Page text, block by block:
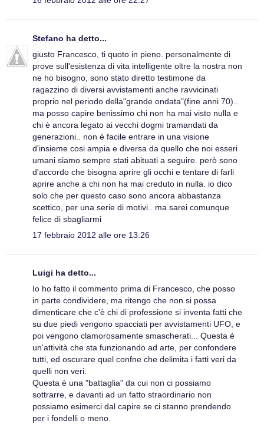
Stefano ha detto...
giusto Francesco, ti quoto in pieno. personalmente di
prove sull'esistenza di vita intelligente oltre la nostra non
ne ho bisogno, sono stato diretto testimone da
ragazzino di diversi avvistamenti anche ravvicinati
proprio nel periodo della"grande ondata"(fine anni 70)..
ma posso capire benissimo chi non ha mai visto nulla e
chi è ancora legato ai vecchi dogmi tramandati da
generazioni.. non è facile entrare in una visione
d'insieme cosi ampia e diversa da quello che noi esseri
umani siamo sempre stati abituati a seguire. però sono
d'accordo che bisogna aprire gli occhi e tentare di farli
aprire anche a chi non ha mai creduto in nulla. io dico
solo che per questo caso sono ancora abbastanza
scettico, per una serie di motivi.. ma sarei comunque
felice di sbagliarmi
17 febbraio 2012 alle ore 13:26
Luigi ha detto...
Io ho fatto il commento prima di Francesco, che posso
in parte condividere, ma ritengo che non si possa
dimenticare che c'è chi di professione si inventa fatti che
su due piedi vengono spacciati per avvistamenti UFO, e
poi vengono clamorosamente smascherati... Questa è
un'attività che sta funzionando ad arte, per confondere
tutti, ed oscurare quel confne che delimita i fatti veri da
quelli non veri.
Questa è una "battaglia" da cui non ci possiamo
sottrarre, e davanti ad un fatto straordinario non
possiamo esimerci dal capire se ci stanno prendendo
per i fondelli o meno.